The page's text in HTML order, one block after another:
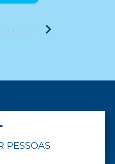
PESSOAS